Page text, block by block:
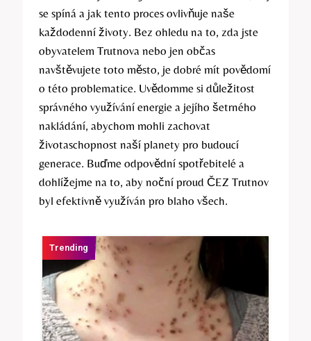
se spíná a jak tento proces ovlivňuje naše
každodenní životy. Bez ohledu na to, zda jste
obyvatelem Trutnova nebo jen občas
navštěvujete toto město, je dobré mít povědomí
o této problematice. Uvědomme si důležitost
správného využívání energie a jejího šetrného
nakládání, abychom mohli zachovat
životaschopnost naší planety pro budoucí
generace. Buďme odpovědní spotřebitelé a
dohlížejme na to, aby noční proud ČEZ Trutnov
byl efektivně využíván pro blaho všech.